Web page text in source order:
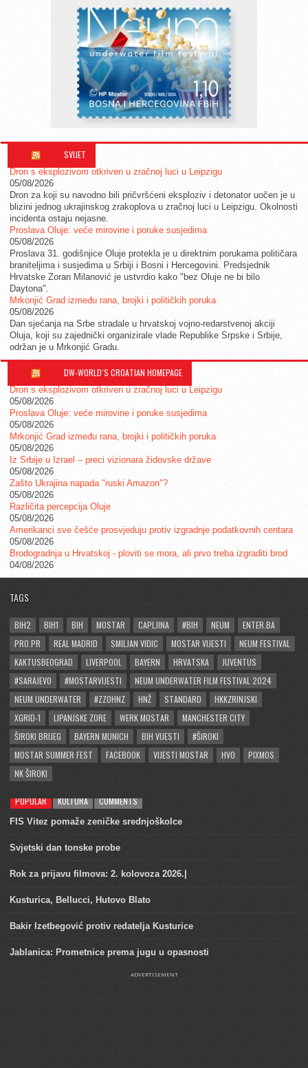
SVIJET
Dron s eksplozivom otkriven u zračnoj luci u Leipzigu
05/08/2026
Dron za koji su navodno bili pričvršćeni eksploziv i detonator uočen je u
blizini jednog ukrajinskog zrakoplova u zračnoj luci u Leipzigu. Okolnosti
incidenta ostaju nejasne.
Proslava Oluje: veće mirovine i poruke susjedima
05/08/2026
Proslava 31. godišnjice Oluje protekla je u direktnim porukama političara
braniteljima i susjedima u Srbiji i Bosni i Hercegovini. Predsjednik
Hrvatske Zoran Milanović je ustvrdio kako "bez Oluje ne bi bilo
Daytona".
Mrkonjić Grad između rana, brojki i političkih poruka
05/08/2026
Dan sjećanja na Srbe stradale u hrvatskoj vojno-redarstvenoj akciji
Oluja, koji su zajednički organizirale vlade Republike Srpske i Srbije,
održan je u Mrkonjić Gradu.
DW-WORLD´S CROATIAN HOMEPAGE
Dron s eksplozivom otkriven u zračnoj luci u Leipzigu
05/08/2026
Proslava Oluje: veće mirovine i poruke susjedima
05/08/2026
Mrkonjić Grad između rana, brojki i političkih poruka
05/08/2026
Iz Srbije u Izrael – preci vizionara židovske države
05/08/2026
Zašto Ukrajina napada "ruski Amazon"?
05/08/2026
Različita percepcija Oluje
05/08/2026
Amerikanci sve češće prosvjeduju protiv izgradnje podatkovnih centara
05/08/2026
Brodogradnja u Hrvatskoj - ploviti se mora, ali prvo treba izgraditi brod
04/08/2026
TAGS
BIH2 BIH1 BIH MOSTAR CAPLJINA #BIH NEUM
ENTER.BA
PRO.PR
REAL MADRID SMILJAN VIDIC MOSTAR VIJESTI
NEUM FESTIVAL
KAKTUSBEOGRAD
LIVERPOOL BAYERN HRVATSKA
JUVENTUS
#SARAJEVO
#MOSTARVIJESTI
NEUM UNDERWATER FILM FESTIVAL 2024
NEUM UNDERWATER
#ZZOHNZ HNŽ STANDARD
HKKZRINJSKI
XGRID-1
LIPANJSKE ZORE WERK MOSTAR
MANCHESTER CITY
ŠIROKI BRIJEG
BAYERN MUNICH BIH VIJESTI
#ŠIROKI
MOSTAR SUMMER FEST
FACEBOOK VIJESTI MOSTAR HVO
PIXMOS
NK ŠIROKI
POPULAR KULTURA COMMENTS
FIS Vitez pomaže zeničke srednjoškolce
Svjetski dan tonske probe
Rok za prijavu filmova: 2. kolovoza 2026.|
Kusturica, Bellucci, Hutovo Blato
Bakir Izetbegović protiv redatelja Kusturice
Jablanica: Prometnice prema jugu u opasnosti
ADVERTISEMENT